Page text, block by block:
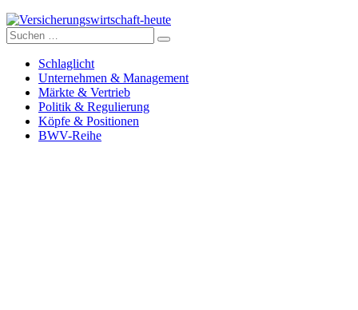
Versicherungswirtschaft-heute
Suche
nach:
Schlaglicht
Unternehmen & Management
Märkte & Vertrieb
Politik & Regulierung
Köpfe & Positionen
BWV-Reihe